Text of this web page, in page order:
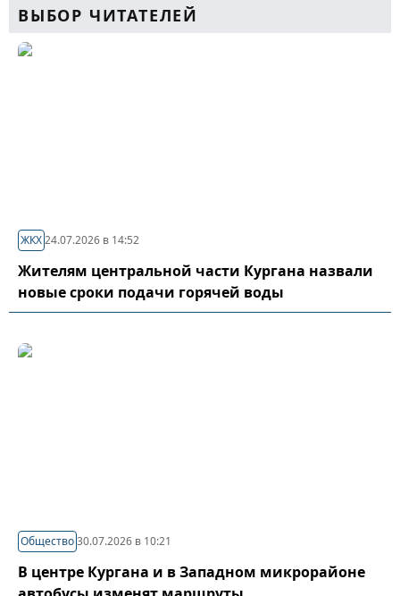
ВЫБОР ЧИТАТЕЛЕЙ
ЖКХ24.07.2026 в 14:52
Жителям центральной части Кургана назвали
новые сроки подачи горячей воды
Общество30.07.2026 в 10:21
В центре Кургана и в Западном микрорайоне